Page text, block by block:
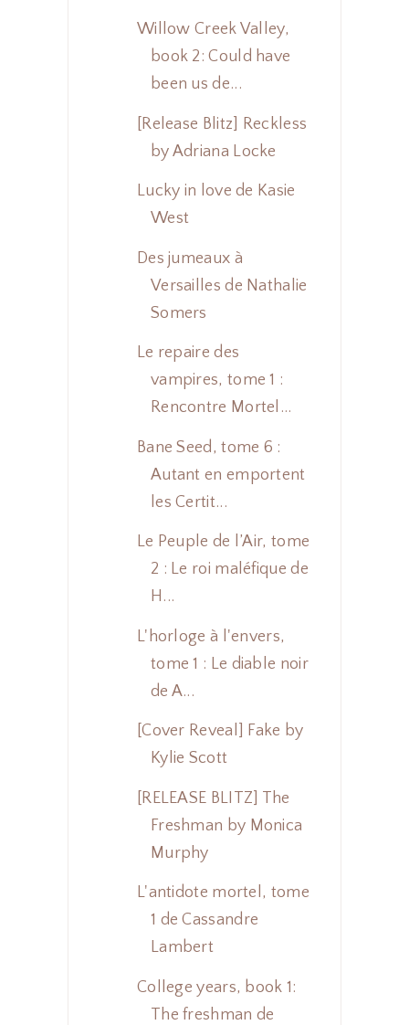
Willow Creek Valley,
book 2: Could have
been us de...
[Release Blitz] Reckless
by Adriana Locke
Lucky in love de Kasie
West
Des jumeaux à
Versailles de Nathalie
Somers
Le repaire des
vampires, tome 1 :
Rencontre Mortel...
Bane Seed, tome 6 :
Autant en emportent
les Certit...
Le Peuple de l’Air, tome
2 : Le roi maléfique de
H...
L'horloge à l'envers,
tome 1 : Le diable noir
de A...
[Cover Reveal] Fake by
Kylie Scott
[RELEASE BLITZ] The
Freshman by Monica
Murphy
L'antidote mortel, tome
1 de Cassandre
Lambert
College years, book 1:
The freshman de